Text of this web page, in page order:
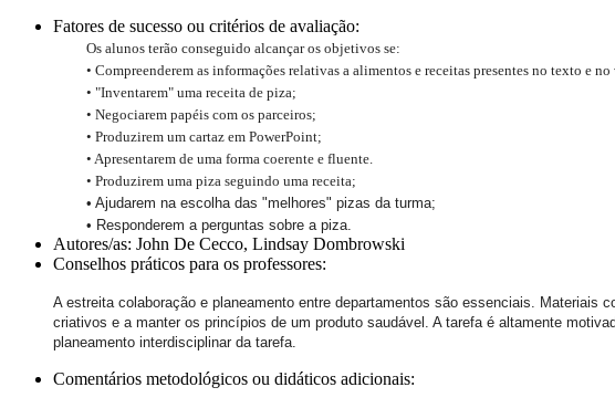
Fatores de sucesso ou critérios de avaliação:
Os alunos terão conseguido alcançar os objetivos se:
• Compreenderem as informações relativas a alimentos e receitas presentes no texto e
• "Inventarem" uma receita de piza;
• Negociarem papéis com os parceiros;
• Produzirem um cartaz em PowerPoint;
• Apresentarem de uma forma coerente e fluente.
• Produzirem uma piza seguindo uma receita;
• Ajudarem na escolha das "melhores" pizas da turma;
• Responderem a perguntas sobre a piza.
Autores/as: John De Cecco, Lindsay Dombrowski
Conselhos práticos para os professores:
A estreita colaboração e planeamento entre departamentos são essenciais.
criativos e a manter os princípios de um produto saudável. A tarefa é altamente
planeamento interdisciplinar da tarefa.
Comentários metodológicos ou didáticos adicionais: